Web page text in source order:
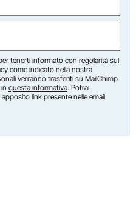
tenerti informato con regolarità sul
come indicato nella nostra
verranno trasferiti su MailChimp
questa informativa. Potrai
link presente nelle email.